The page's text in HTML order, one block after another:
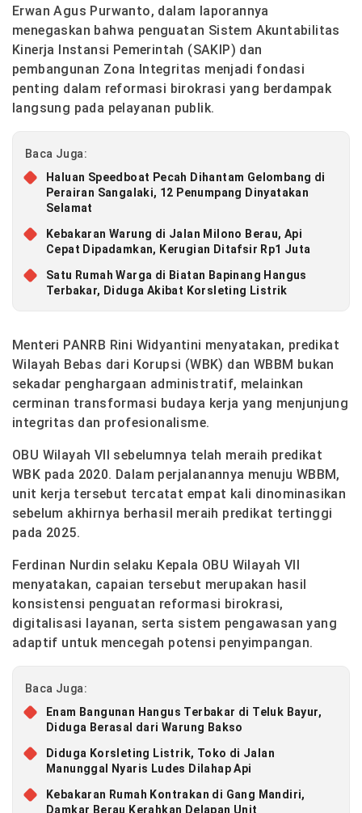
Erwan Agus Purwanto, dalam laporannya
menegaskan bahwa penguatan Sistem Akuntabilitas
Kinerja Instansi Pemerintah (SAKIP) dan
pembangunan Zona Integritas menjadi fondasi
penting dalam reformasi birokrasi yang berdampak
langsung pada pelayanan publik.
Baca Juga:
Haluan Speedboat Pecah Dihantam Gelombang di
Perairan Sangalaki, 12 Penumpang Dinyatakan
Selamat
Kebakaran Warung di Jalan Milono Berau, Api
Cepat Dipadamkan, Kerugian Ditafsir Rp1 Juta
Satu Rumah Warga di Biatan Bapinang Hangus
Terbakar, Diduga Akibat Korsleting Listrik
Menteri PANRB Rini Widyantini menyatakan, predikat
Wilayah Bebas dari Korupsi (WBK) dan WBBM bukan
sekadar penghargaan administratif, melainkan
cerminan transformasi budaya kerja yang menjunjung
integritas dan profesionalisme.
OBU Wilayah VII sebelumnya telah meraih predikat
WBK pada 2020. Dalam perjalanannya menuju WBBM,
unit kerja tersebut tercatat empat kali dinominasikan
sebelum akhirnya berhasil meraih predikat tertinggi
pada 2025.
Ferdinan Nurdin selaku Kepala OBU Wilayah VII
menyatakan, capaian tersebut merupakan hasil
konsistensi penguatan reformasi birokrasi,
digitalisasi layanan, serta sistem pengawasan yang
adaptif untuk mencegah potensi penyimpangan.
Baca Juga:
Enam Bangunan Hangus Terbakar di Teluk Bayur,
Diduga Berasal dari Warung Bakso
Diduga Korsleting Listrik, Toko di Jalan
Manunggal Nyaris Ludes Dilahap Api
Kebakaran Rumah Kontrakan di Gang Mandiri,
Damkar Berau Kerahkan Delapan Unit